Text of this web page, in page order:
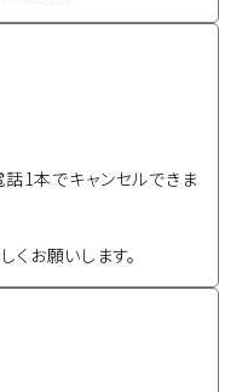
1本でキャンセルできま
くお願いします。